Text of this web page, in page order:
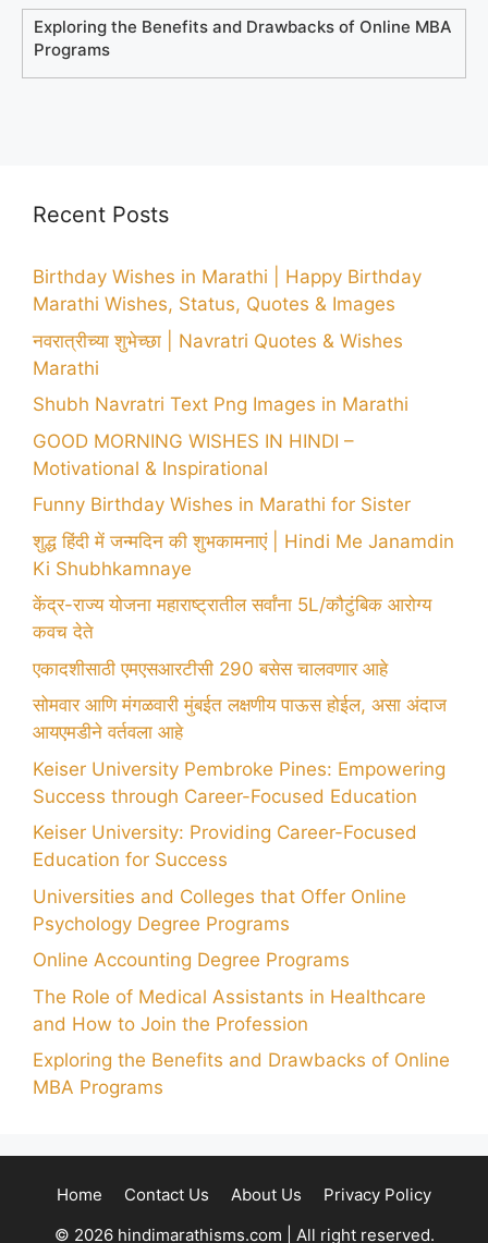
Exploring the Benefits and Drawbacks of Online MBA
Programs
Recent Posts
Birthday Wishes in Marathi | Happy Birthday
Marathi Wishes, Status, Quotes & Images
नवरात्रीच्या शुभेच्छा | Navratri Quotes & Wishes
Marathi
Shubh Navratri Text Png Images in Marathi
GOOD MORNING WISHES IN HINDI –
Motivational & Inspirational
Funny Birthday Wishes in Marathi for Sister
शुद्ध हिंदी में जन्मदिन की शुभकामनाएं | Hindi Me Janamdin
Ki Shubhkamnaye
केंद्र-राज्य योजना महाराष्ट्रातील सर्वांना 5L/कौटुंबिक आरोग्य
कवच देते
एकादशीसाठी एमएसआरटीसी 290 बसेस चालवणार आहे
सोमवार आणि मंगळवारी मुंबईत लक्षणीय पाऊस होईल, असा अंदाज
आयएमडीने वर्तवला आहे
Keiser University Pembroke Pines: Empowering
Success through Career-Focused Education
Keiser University: Providing Career-Focused
Education for Success
Universities and Colleges that Offer Online
Psychology Degree Programs
Online Accounting Degree Programs
The Role of Medical Assistants in Healthcare
and How to Join the Profession
Exploring the Benefits and Drawbacks of Online
MBA Programs
Home Contact Us About Us
Privacy Policy
© 2026 hindimarathisms.com | All right reserved.